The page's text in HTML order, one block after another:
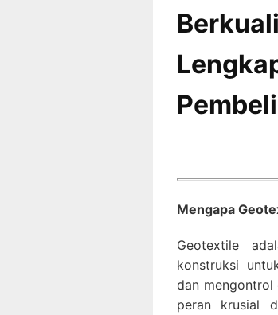
Mengapa
Geotextile
konstruksi
dan mengontrol
peran krusial